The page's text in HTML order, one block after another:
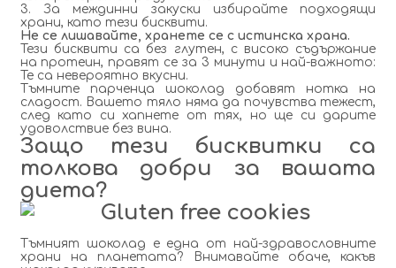
3. За междинни закуски избирайте подходящи
храни, като тези бисквити.
Не се лишавайте, хранете се с истинска храна.
Тези бисквити са без глутен, с високо съдържание
на протеин, правят се за 3 минути и най-важното:
Те са невероятно вкусни.
Тъмните парченца шоколад добавят нотка на
сладост. Вашето тяло няма да почувства тежест,
след като си хапнете от тях, но ще си дарите
удоволствие без вина.
Защо тези бисквитки са
толкова добри за вашата
диета?
Тъмният шоколад е една от най-здравословните
храни на планетата? Внимавайте обаче, какъв